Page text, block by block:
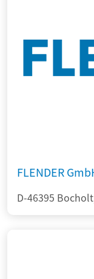
FLENDER
D-46395